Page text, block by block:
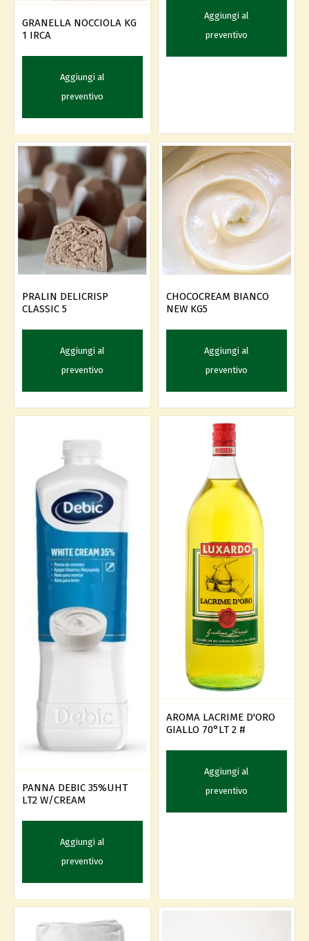
GRANELLA NOCCIOLA KG
1 IRCA
Aggiungi al
preventivo
Aggiungi al
preventivo
PRALIN DELICRISP
CLASSIC 5
Aggiungi al
preventivo
CHOCOCREAM BIANCO
NEW KG5
Aggiungi al
preventivo
PANNA DEBIC 35%UHT
LT2 W/CREAM
Aggiungi al
preventivo
AROMA LACRIME D'ORO
GIALLO 70°LT 2 #
Aggiungi al
preventivo